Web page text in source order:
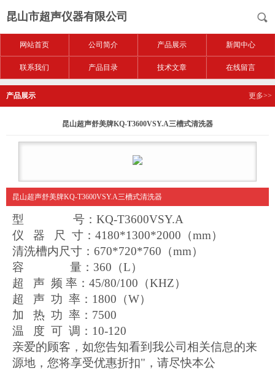
昆山市超声仪器有限公司
网站首页 公司简介 产品展示 新闻中心
联系我们 产品目录 技术文章 在线留言
产品展示 更多>>
昆山超声舒美牌KQ-T3600VSY.A三槽式清洗器
昆山超声舒美牌KQ-T3600VSY.A三槽式清洗器
型 号：KQ-T3600VSY.A
仪 器 尺 寸：4180*1300*2000（mm）
清洗槽内尺寸：670*720*760（mm）
容 量：360（L）
超 声 频 率：45/80/100（KHZ）
超 声 功 率：1800（W）
加 热 功 率：7500
温 度 可 调：10-120
亲爱的顾客，如您告知看到我公司相关信息的来
源地，您将享受优惠折扣"，请尽快本公